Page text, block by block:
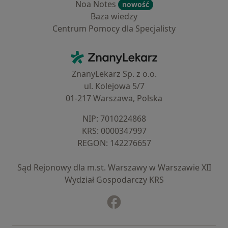
Noa Notes nowość
Baza wiedzy
Centrum Pomocy dla Specjalisty
ZnanyLekarz - Strona główna
ZnanyLekarz Sp. z o.o.
ul. Kolejowa 5/7
01-217 Warszawa, Polska
NIP: ⁠7010224868
KRS: ⁠0000347997
REGON: ⁠142276657
Sąd Rejonowy dla m.st. Warszawy w Warszawie XII
Wydział Gospodarczy KRS